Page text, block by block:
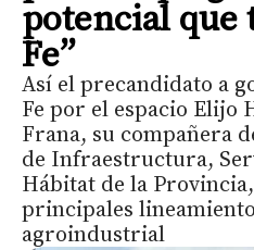
potencial que
Fe”
Así el precandidato a
Fe por el espacio Elijo
Frana, su compañera
de Infraestructura,
Hábitat de la
principales
agroindustrial